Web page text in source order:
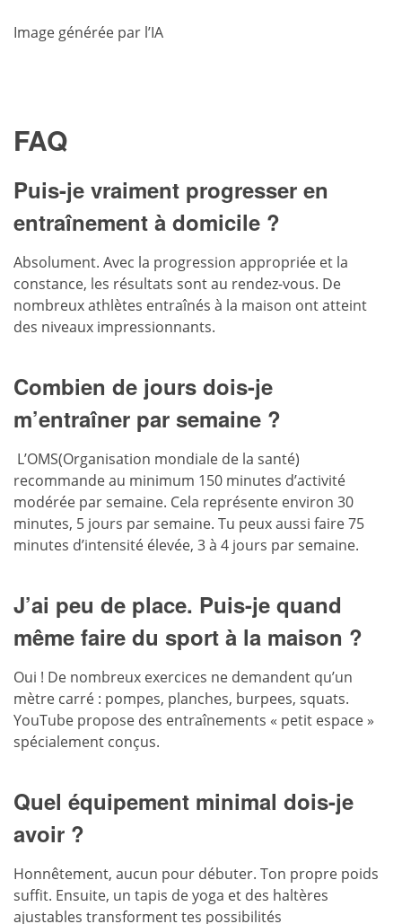
Image générée par l’IA
FAQ
Puis-je vraiment progresser en
entraînement à domicile ?
Absolument. Avec la progression appropriée et la
constance, les résultats sont au rendez-vous. De
nombreux athlètes entraînés à la maison ont atteint
des niveaux impressionnants.
Combien de jours dois-je
m’entraîner par semaine ?
L’OMS(Organisation mondiale de la santé)
recommande au minimum 150 minutes d’activité
modérée par semaine. Cela représente environ 30
minutes, 5 jours par semaine. Tu peux aussi faire 75
minutes d’intensité élevée, 3 à 4 jours par semaine.
J’ai peu de place. Puis-je quand
même faire du sport à la maison ?
Oui ! De nombreux exercices ne demandent qu’un
mètre carré : pompes, planches, burpees, squats.
YouTube propose des entraînements « petit espace »
spécialement conçus.
Quel équipement minimal dois-je
avoir ?
Honnêtement, aucun pour débuter. Ton propre poids
suffit. Ensuite, un tapis de yoga et des haltères
ajustables transforment tes possibilités